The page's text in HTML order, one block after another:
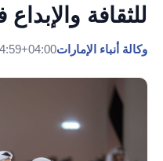
للثقافة
وكالة أنباء الإمارات